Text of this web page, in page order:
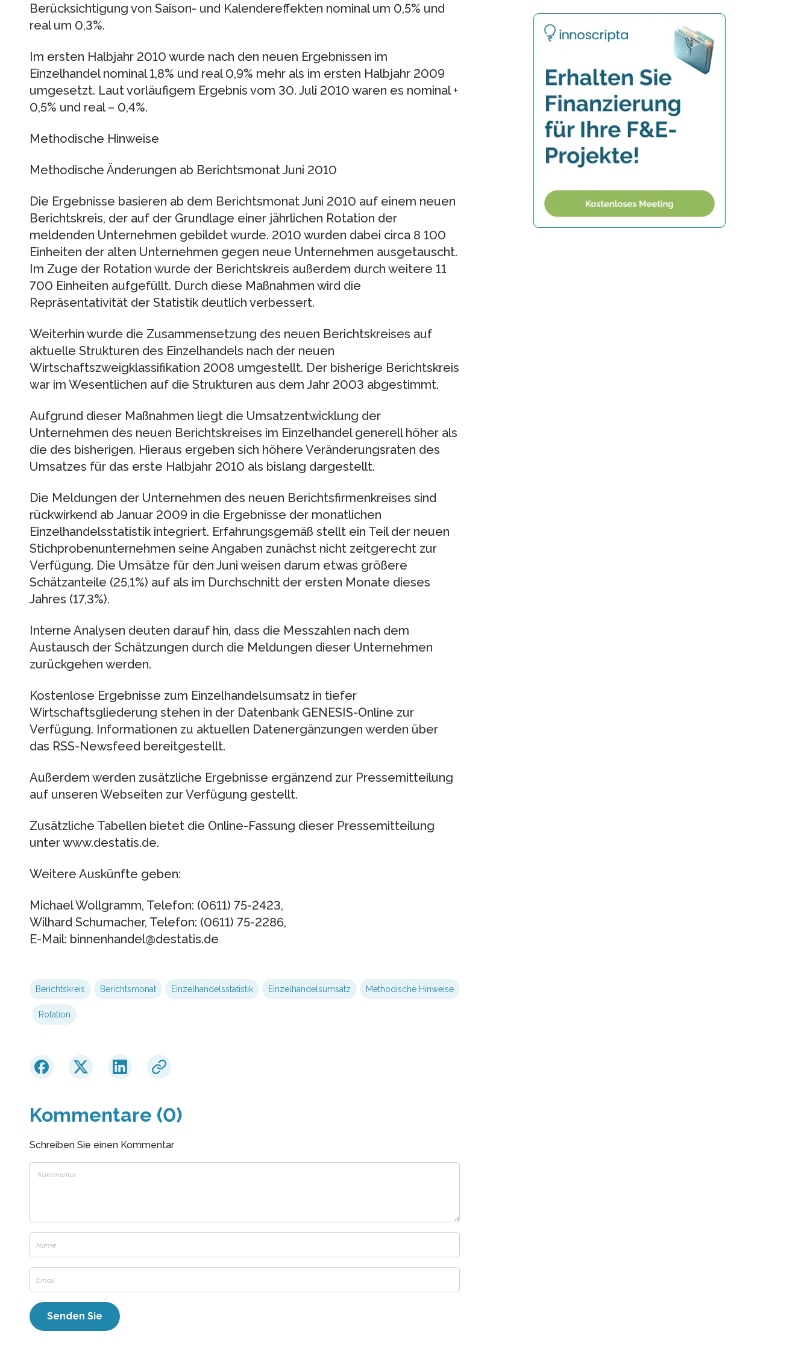
Berücksichtigung von Saison- und Kalendereffekten nominal um 0,5% und
real um 0,3%.
Im ersten Halbjahr 2010 wurde nach den neuen Ergebnissen im
Einzelhandel nominal 1,8% und real 0,9% mehr als im ersten Halbjahr 2009
umgesetzt. Laut vorläufigem Ergebnis vom 30. Juli 2010 waren es nominal +
0,5% und real – 0,4%.
Methodische Hinweise
Methodische Änderungen ab Berichtsmonat Juni 2010
Die Ergebnisse basieren ab dem Berichtsmonat Juni 2010 auf einem neuen
Berichtskreis, der auf der Grundlage einer jährlichen Rotation der
meldenden Unternehmen gebildet wurde. 2010 wurden dabei circa 8 100
Einheiten der alten Unternehmen gegen neue Unternehmen ausgetauscht.
Im Zuge der Rotation wurde der Berichtskreis außerdem durch weitere 11
700 Einheiten aufgefüllt. Durch diese Maßnahmen wird die
Repräsentativität der Statistik deutlich verbessert.
Weiterhin wurde die Zusammensetzung des neuen Berichtskreises auf
aktuelle Strukturen des Einzelhandels nach der neuen
Wirtschaftszweigklassifikation 2008 umgestellt. Der bisherige Berichtskreis
war im Wesentlichen auf die Strukturen aus dem Jahr 2003 abgestimmt.
Aufgrund dieser Maßnahmen liegt die Umsatzentwicklung der
Unternehmen des neuen Berichtskreises im Einzelhandel generell höher als
die des bisherigen. Hieraus ergeben sich höhere Veränderungsraten des
Umsatzes für das erste Halbjahr 2010 als bislang dargestellt.
Die Meldungen der Unternehmen des neuen Berichtsfirmenkreises sind
rückwirkend ab Januar 2009 in die Ergebnisse der monatlichen
Einzelhandelsstatistik integriert. Erfahrungsgemäß stellt ein Teil der neuen
Stichprobenunternehmen seine Angaben zunächst nicht zeitgerecht zur
Verfügung. Die Umsätze für den Juni weisen darum etwas größere
Schätzanteile (25,1%) auf als im Durchschnitt der ersten Monate dieses
Jahres (17,3%).
Interne Analysen deuten darauf hin, dass die Messzahlen nach dem
Austausch der Schätzungen durch die Meldungen dieser Unternehmen
zurückgehen werden.
Kostenlose Ergebnisse zum Einzelhandelsumsatz in tiefer
Wirtschaftsgliederung stehen in der Datenbank GENESIS-Online zur
Verfügung. Informationen zu aktuellen Datenergänzungen werden über
das RSS-Newsfeed bereitgestellt.
Außerdem werden zusätzliche Ergebnisse ergänzend zur Pressemitteilung
auf unseren Webseiten zur Verfügung gestellt.
Zusätzliche Tabellen bietet die Online-Fassung dieser Pressemitteilung
unter www.destatis.de.
Weitere Auskünfte geben:
Michael Wollgramm, Telefon: (0611) 75-2423,
Wilhard Schumacher, Telefon: (0611) 75-2286,
E-Mail: binnenhandel@destatis.de
Berichtskreis Berichtsmonat Einzelhandelsstatistik Einzelhandelsumsatz Methodische Hinweise
Rotation
Kommentare (0)
Schreiben Sie einen Kommentar